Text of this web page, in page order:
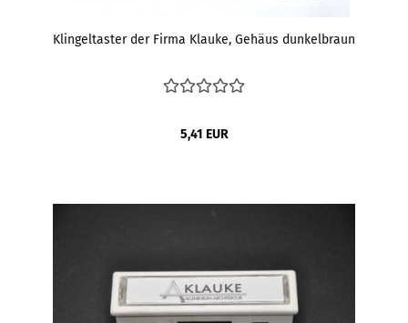
Klingeltaster der Firma Klauke, Gehäus dunkelbraun
5,41 EUR